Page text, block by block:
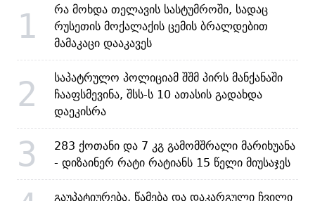
1
რა მოხდა თელავის სასტუმროში, სადაც
რუსეთის მოქალაქის ცემის ბრალდებით
მამაკაცი დააკავეს
2
საპატრულო პოლიციამ შშმ პირს მანქანაში
ჩააფსმევინა, შსს-ს 10 ათასის გადახდა
დაეკისრა
3
283 ქოთანი და 7 კგ გამომშრალი მარიხუანა
- დიზაინერ რატი რატიანს 15 წელი მიუსაჯეს
გაუპატიურება, წამება და დაკარგული ჩვილი